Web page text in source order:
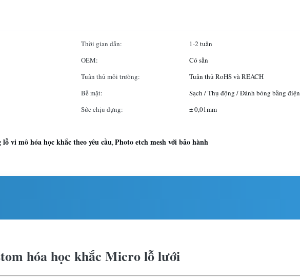
Thời gian dẫn:
1-2 tuần
OEM:
Có sẵn
Tuân thủ môi trường:
Tuân thủ RoHS và REACH
Bề mặt:
Sạch / Thụ động / Đánh bóng bằng điện
Sức chịu đựng:
± 0,01mm
lỗ vi mô hóa học khắc theo yêu cầu,Photo etch mesh với bảo hành
hóa học khắc Micro lỗ lưới